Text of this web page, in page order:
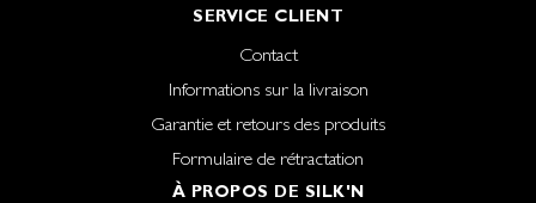
SERVICE CLIENT
Contact
Informations sur la livraison
Garantie et retours des produits
Formulaire de rétractation
À PROPOS DE SILK'N